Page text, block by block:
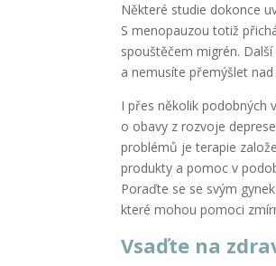
Některé studie dokonce
S menopauzou totiž
spouštěčem migrén.
a nemusíte přemýšlet
I přes několik podobných
o obavy z rozvoje
problémů je terapie
produkty a pomoc v
Poraďte se se svým
které mohou pomoci
Vsaďte na